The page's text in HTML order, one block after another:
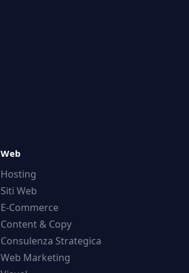
Web
Hosting
Siti Web
E-Commerce
Content & Copy
Consulenza Strategica
Web Marketing